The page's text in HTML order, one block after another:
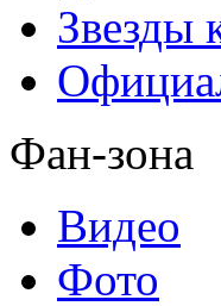
Звезды
Фан-зона
Видео
Фото